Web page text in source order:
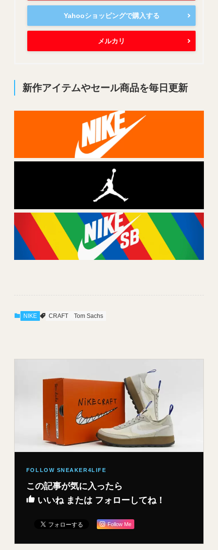
Yahooショッピングで購入する
メルカリ
新作アイテムやセール商品を毎日更新
NIKE CRAFT Tom Sachs
この記事が気に入ったら
いいね または フォローしてね！
Follow Me